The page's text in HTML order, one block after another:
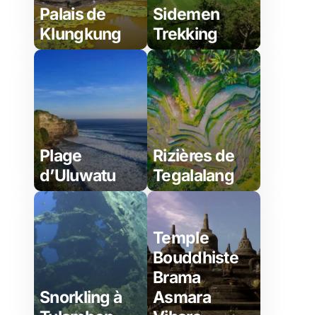
Palais de
Klungkung
Sidemen
Trekking
Plage
d’Uluwatu
Rizières de
Tegalalang
Snorkling à
Temple
Bouddhiste
Brama
Asmara